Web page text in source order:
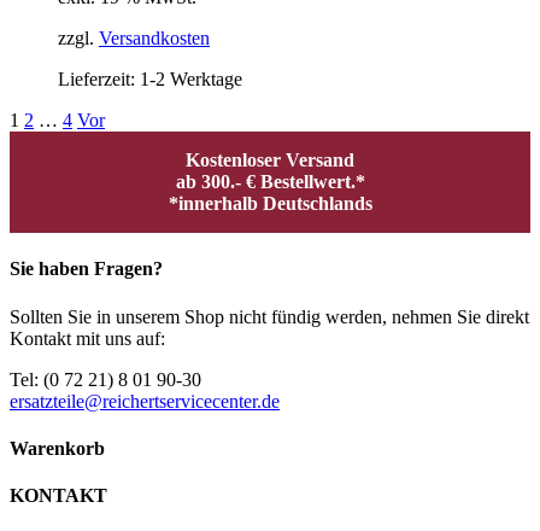
zzgl. Versandkosten
Lieferzeit: 1-2 Werktage
1 2 … 4 Vor
Kostenloser Versand
ab 300.- € Bestellwert.*
*innerhalb Deutschlands
Sie haben Fragen?
Sollten Sie in unserem Shop nicht fündig werden, nehmen Sie direkt
Kontakt mit uns auf:
Tel: (0 72 21) 8 01 90-30
ersatzteile@reichertservicecenter.de
Warenkorb
KONTAKT